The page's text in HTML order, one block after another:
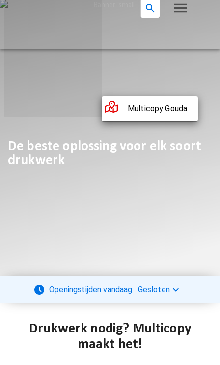
Multicopy Gouda
De beste oplossing voor elk soort
drukwerk
Openingstijden vandaag: Gesloten
Drukwerk nodig? Multicopy
maakt het!